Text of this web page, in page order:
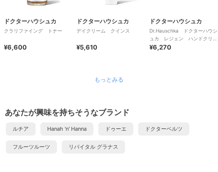
ドクターハウシュカ
クラリファイング トナー
¥6,600
ドクターハウシュカ
デイクリーム クインス
¥5,610
ドクターハウシュカ
Dr.Hauschka ドクターハウシ
ュカ レジェン ハンドクリー
ム
¥6,270
もっとみる
あなたが興味を持ちそうなブランド
ルチア Hanah 'n' Hanna ドゥーエ ドクターベルツ
フルーツルーツ リバイタル グラナス